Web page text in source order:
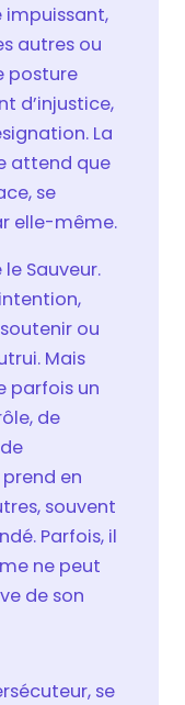
impuissant,
autres ou
posture
d’injustice,
La
attend que
se
elle-même.
Sauveur.
ou
Mais
parfois un
de
en
souvent
Parfois, il
ne peut
de son
se